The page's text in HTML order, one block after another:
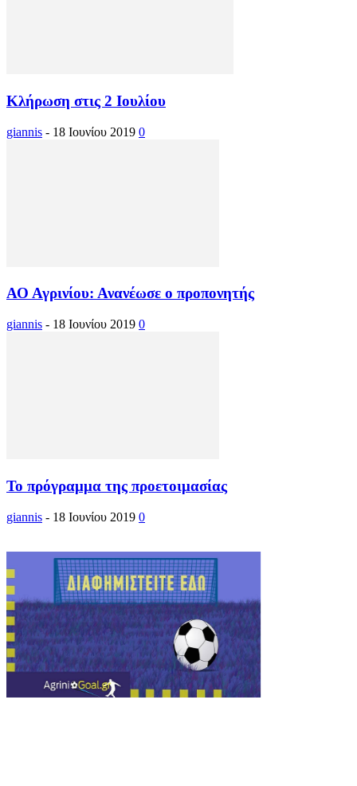
Κλήρωση στις 2 Ιουλίου
giannis - 18 Ιουνίου 2019 0
ΑΟ Αγρινίου: Ανανέωσε ο προπονητής
giannis - 18 Ιουνίου 2019 0
Το πρόγραμμα της προετοιμασίας
giannis - 18 Ιουνίου 2019 0